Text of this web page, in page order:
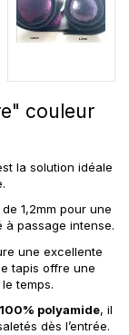
couleur
la solution idéale
1,2mm pour une
à passage intense.
une excellente
tapis offre une
temps.
100% polyamide, il
dès l’entrée.